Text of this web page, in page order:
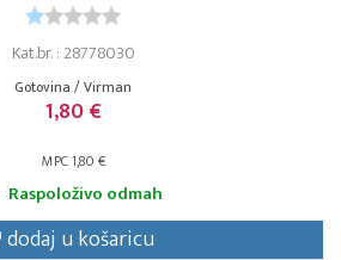
Kat.br. : 28778030
Gotovina / Virman
1,80 €
MPC 1,80 €
Raspoloživo odmah
dodaj u košaricu